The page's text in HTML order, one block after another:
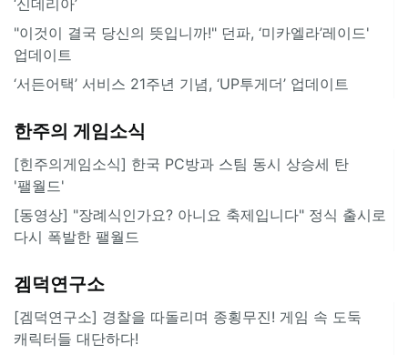
"이것이 결국 당신의 뜻입니까!" 던파, ‘미카엘라’레이드'
업데이트
‘서든어택’ 서비스 21주년 기념, ‘UP투게더’ 업데이트
한주의 게임소식
[힌주의게임소식] 한국 PC방과 스팀 동시 상승세 탄
'팰월드'
[동영상] "장례식인가요? 아니요 축제입니다" 정식 출시로
다시 폭발한 팰월드
겜덕연구소
[겜덕연구소] 경찰을 따돌리며 종횡무진! 게임 속 도둑
캐릭터들 대단하다!